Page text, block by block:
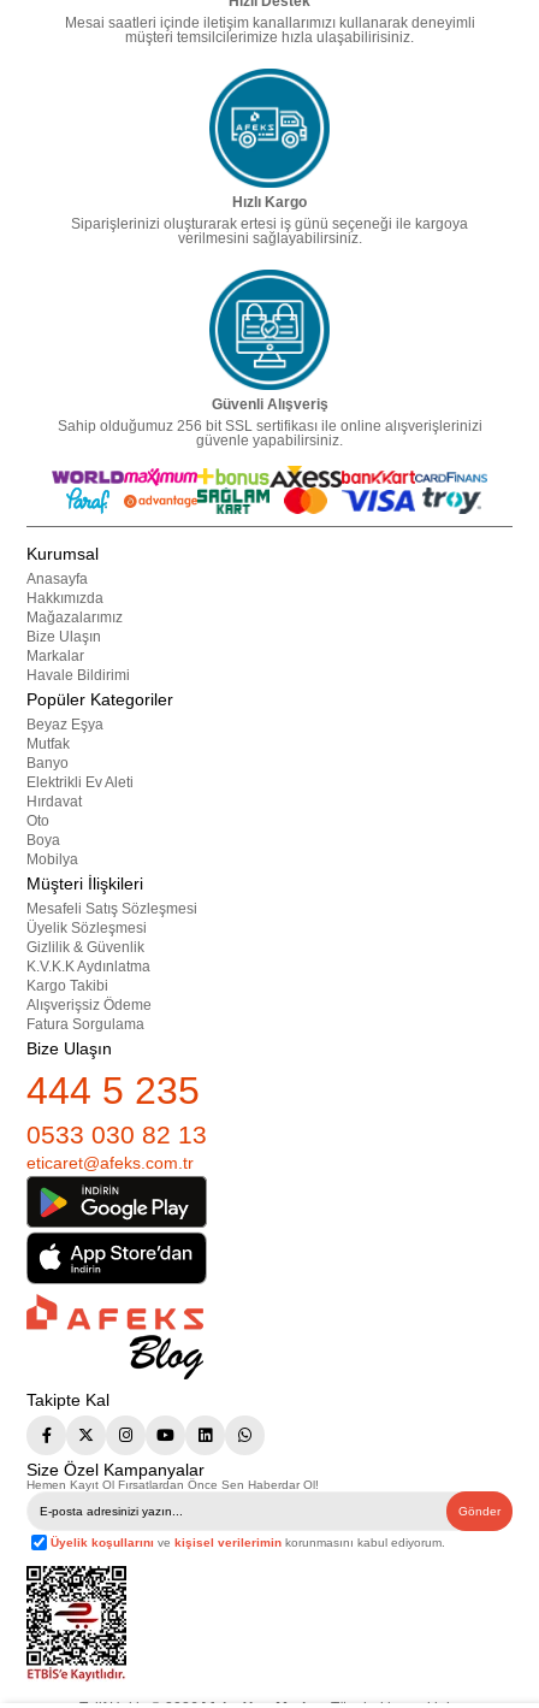
Mesai saatleri içinde iletişim kanallarımızı kullanarak deneyimli
müşteri temsilcilerimize hızla ulaşabilirisiniz.
Hızlı Kargo
Siparişlerinizi oluşturarak ertesi iş günü seçeneği ile kargoya
verilmesini sağlayabilirsiniz.
Güvenli Alışveriş
Sahip olduğumuz 256 bit SSL sertifikası ile online alışverişlerinizi
güvenle yapabilirsiniz.
Kurumsal
Anasayfa
Hakkımızda
Mağazalarımız
Bize Ulaşın
Markalar
Havale Bildirimi
Popüler Kategoriler
Beyaz Eşya
Mutfak
Banyo
Elektrikli Ev Aleti
Hırdavat
Oto
Boya
Mobilya
Müşteri İlişkileri
Mesafeli Satış Sözleşmesi
Üyelik Sözleşmesi
Gizlilik & Güvenlik
K.V.K.K Aydınlatma
Kargo Takibi
Alışverişsiz Ödeme
Fatura Sorgulama
Bize Ulaşın
444 5 235
0533 030 82 13
eticaret@afeks.com.tr
Takipte Kal
Size Özel Kampanyalar
Hemen Kayıt Ol Fırsatlardan Önce Sen Haberdar Ol!
Gönder
Üyelik koşullarını vekişisel verilerimin korunmasını kabul ediyorum.